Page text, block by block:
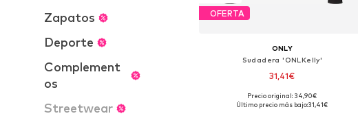
Zapatos
Deporte
Complement
os
Streetwear
OFERTA
ONLY
Sudadera 'ONLKelly'
31,41€
Tallas disponibles: XS, S, M, L, XL
Precio original: 34,90€
Último precio más bajo:31,41€